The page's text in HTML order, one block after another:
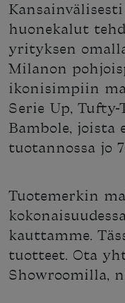
huonekalut
yrityksen
Milanon
ikonisimpiin
Serie Up, Tufty-
Bambole, joista
tuotannossa jo
Tuotemerkin
kauttamme.
tuotteet. Ota
Showroomilla,